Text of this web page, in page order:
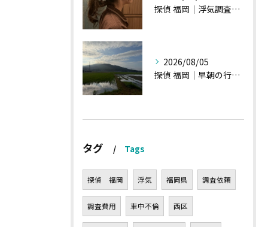
探偵 福岡｜浮気調査の現場から・・・・チハルさん特集
2026/08/05
探偵 福岡｜早朝の行動調査、初見一発勝負のような・・・・
タグ Tags
探偵 福岡 浮気 福岡県 調査依頼
調査費用 車中不倫 西区